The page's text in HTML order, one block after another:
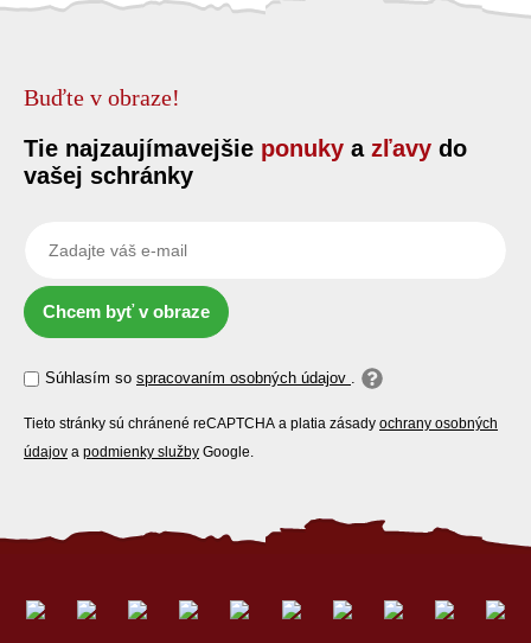
Buďte v obraze!
Tie najzaujímavejšie ponuky a zľavy do
vašej schránky
Chcem byť v obraze
Súhlasím so spracovaním osobných údajov .
Tieto stránky sú chránené reCAPTCHA a platia zásady ochrany osobných
údajov a podmienky služby Google.